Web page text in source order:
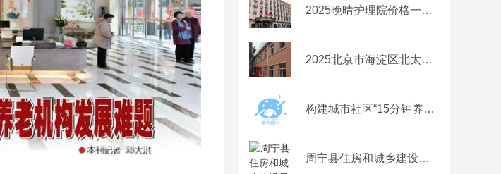
2025晚晴护理院价格一览：性价比服务方案+费用解析
2025北京市海淀区北太平庄冶建老年公寓网站首页/地址/电话/价格-北京精选老年公寓
构建城市社区“15分钟养老服务圈”
周宁县住房和城乡建设局关于公布周宁县打击整治养老诈骗专项行动举报方式的公告